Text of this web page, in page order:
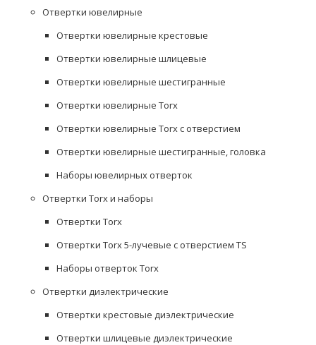
Отвертки ювелирные
Отвертки ювелирные крестовые
Отвертки ювелирные шлицевые
Отвертки ювелирные шестигранные
Отвертки ювелирные Torx
Отвертки ювелирные Torx с отверстием
Отвертки ювелирные шестигранные, головка
Наборы ювелирных отверток
Отвертки Torx и наборы
Отвертки Torx
Отвертки Torx 5-лучевые с отверстием ТS
Наборы отверток Torx
Отвертки диэлектрические
Отвертки крестовые диэлектрические
Отвертки шлицевые диэлектрические